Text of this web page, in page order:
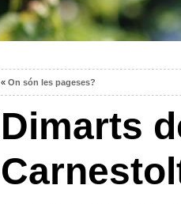
« On són les pageses?
Dimarts